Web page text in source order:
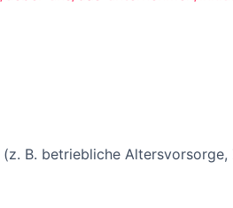
B. betriebliche